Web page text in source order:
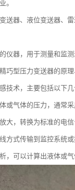
。
送器、液位变送器、
仪器，用于测量和监
巧型压力变送器的原
技术，主要包括以下几
或气体的压力，通常采
，转换为标准的电信
方式传输到监控系统或
，可以计算出液体或气